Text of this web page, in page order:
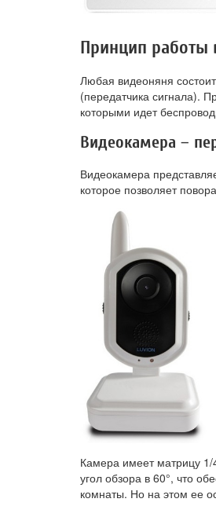
Принцип работы
Любая видеоняня
(передатчика сигнала).
которыми идет
Видеокамера –
Видеокамера
которое позволяет
Камера имеет матрицу
угол обзора в 60°, что
комнаты. Но на этом ее